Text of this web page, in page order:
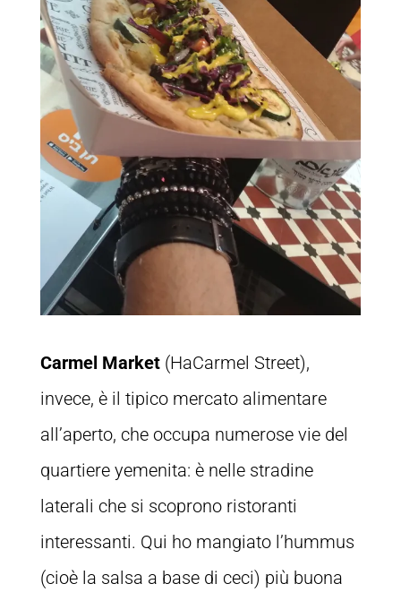
Carmel Market(HaCarmel Street),
invece, è il tipico mercato alimentare
all’aperto, che occupa numerose vie del
quartiere yemenita: è nelle stradine
laterali che si scoprono ristoranti
interessanti. Qui ho mangiato l’hummus
(cioè la salsa a base di ceci) più buona